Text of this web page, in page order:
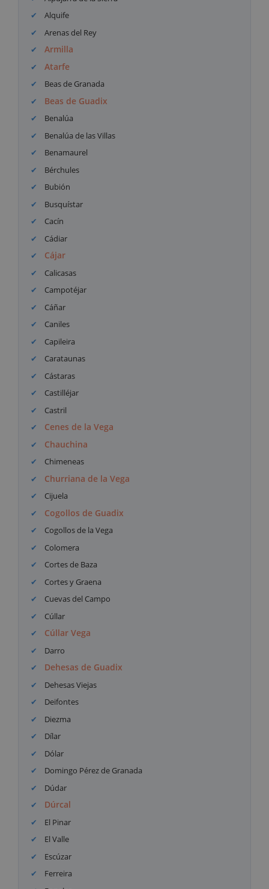
Alquife
Arenas del Rey
Armilla
Atarfe
Beas de Granada
Beas de Guadix
Benalúa
Benalúa de las Villas
Benamaurel
Bérchules
Bubión
Busquístar
Cacín
Cádiar
Cájar
Calicasas
Campotéjar
Cáñar
Caniles
Capileira
Carataunas
Cástaras
Castilléjar
Castril
Cenes de la Vega
Chauchina
Chimeneas
Churriana de la Vega
Cijuela
Cogollos de Guadix
Cogollos de la Vega
Colomera
Cortes de Baza
Cortes y Graena
Cuevas del Campo
Cúllar
Cúllar Vega
Darro
Dehesas de Guadix
Dehesas Viejas
Deifontes
Diezma
Dílar
Dólar
Domingo Pérez de Granada
Dúdar
Dúrcal
El Pinar
El Valle
Escúzar
Ferreira